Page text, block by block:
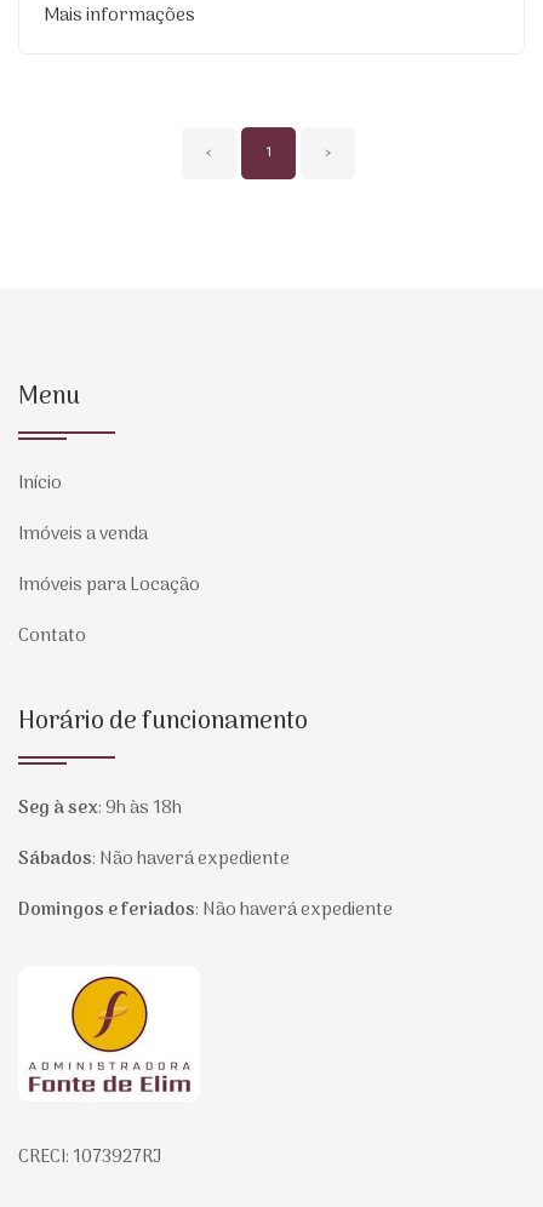
Mais informações
‹ 1 ›
Menu
Início
Imóveis a venda
Imóveis para Locação
Contato
Horário de funcionamento
Seg à sex:9h às 18h
Sábados: Não haverá expediente
Domingos e feriados: Não haverá expediente
Página inicial
CRECI: 1073927RJ